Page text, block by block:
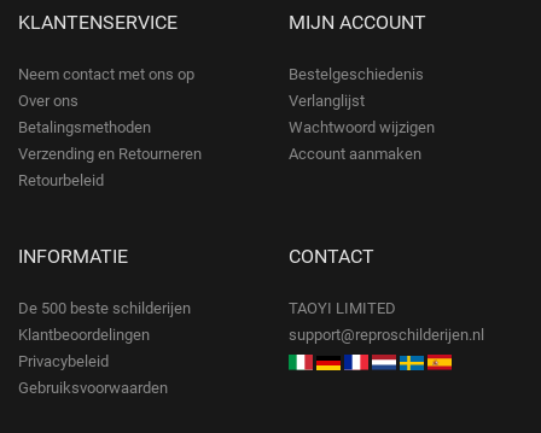
KLANTENSERVICE
Neem contact met ons op
Over ons
Betalingsmethoden
Verzending en Retourneren
Retourbeleid
MIJN ACCOUNT
Bestelgeschiedenis
Verlanglijst
Wachtwoord wijzigen
Account aanmaken
INFORMATIE
De 500 beste schilderijen
Klantbeoordelingen
Privacybeleid
Gebruiksvoorwaarden
CONTACT
TAOYI LIMITED
support@reproschilderijen.nl